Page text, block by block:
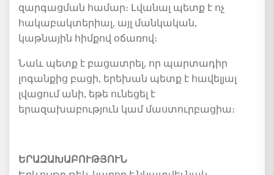
զարգացման համար։ Լվանալ պետք է ոչ
հակաբակտերիալ, այլ մանկական,
կաթնային հիմքով օճառով։
Նաև պետք է բացատրել, որ պարտադիր
լոգանքից բացի, երեխան պետք է հավելյալ
լվացում անի, եթե ունեցել է
երազախաբություն կամ մաստուրբացիա։
ԵՐԱԶԱԽԱԲՈՒԹՅՈՒՆ